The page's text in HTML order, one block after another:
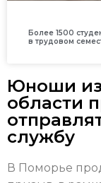
Более 1500
в трудовом
Юноши из
области
службу
В Поморье